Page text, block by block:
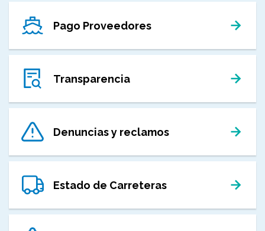
Pago Proveedores
Transparencia
Denuncias y reclamos
Estado de Carreteras